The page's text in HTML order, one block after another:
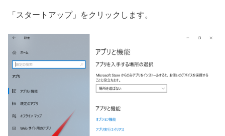
「スタートアップ」をクリックします。